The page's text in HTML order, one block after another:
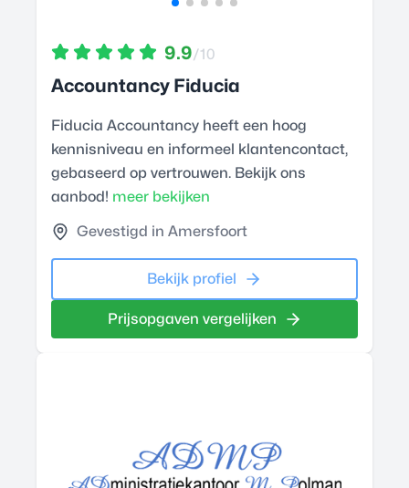
9.9/10
Accountancy Fiducia
Fiducia Accountancy heeft een hoog
kennisniveau en informeel klantencontact,
gebaseerd op vertrouwen. Bekijk ons
aanbod! meer bekijken
Gevestigd in Amersfoort
Bekijk profiel
Prijsopgaven vergelijken